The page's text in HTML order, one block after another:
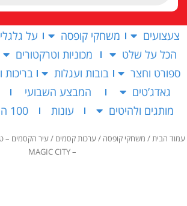
צעצועים משחקי קופסה על
הכל על שלט
מכוניות וטרקטורים
ספורט וחצר
בובות ועגלות בריכות
גאדג’טים
המבצע השבועי
מותגים ולהיטים
עונות 100 ההצעות הנבחרות
עמוד הבית/ משחקי קופסה /ערכות קסמים
– MAGIC CITY